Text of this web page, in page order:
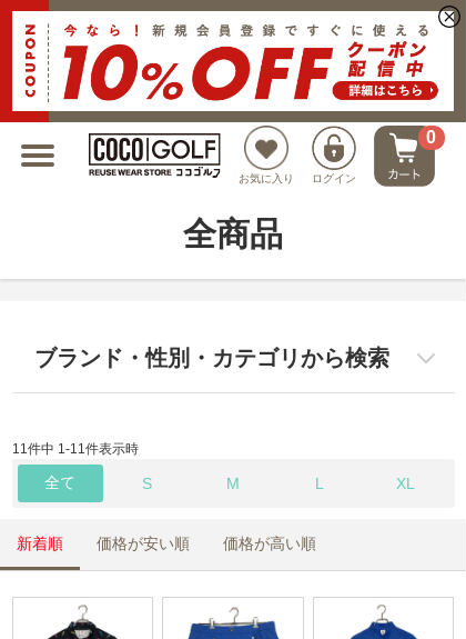
お気に入り ログイン
0
新規会員登録でクーポンプレゼント
全商品
ブランド・性別・カテゴリから検索
11件中 1-11件表示時
全て S M L XL
新着順 価格が安い順 価格が高い順